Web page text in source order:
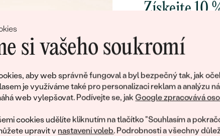
si vašeho soukromí
aby web správně fungoval a byl bezpečný tak, jak
je využíváme také pro personalizaci reklam a analýzu
web vylepšovat. Podívejte se, jakGoogle zpracovává
cookies udělíte kliknutím na tlačítko "Souhlasím a
upravit v nastavení voleb. Podrobnosti a všechny
Doživotní servis
DALŠÍ DRAHOKAMY
Získejte 10
poctivě
Jako dárek na
zašleme slevový